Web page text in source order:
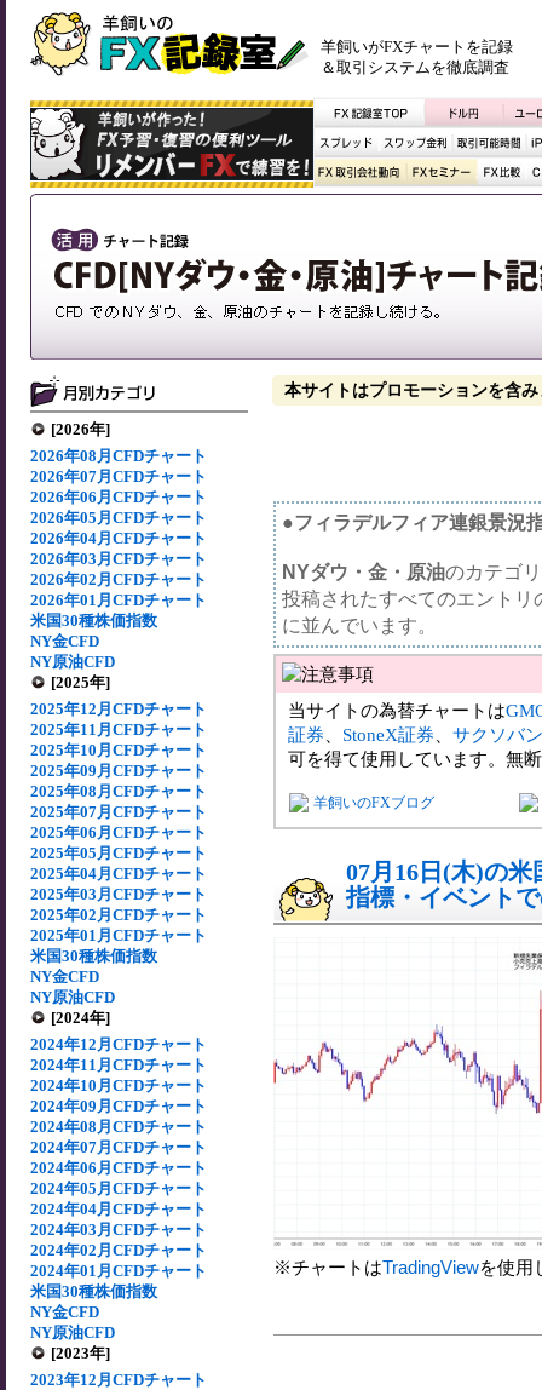
羊飼いがFXチャートを記録
＆取引システムを徹底調査
[2026年]
2026年08月CFDチャート
2026年07月CFDチャート
2026年06月CFDチャート
2026年05月CFDチャート
2026年04月CFDチャート
2026年03月CFDチャート
2026年02月CFDチャート
2026年01月CFDチャート
米国30種株価指数
NY金CFD
NY原油CFD
[2025年]
2025年12月CFDチャート
2025年11月CFDチャート
2025年10月CFDチャート
2025年09月CFDチャート
2025年08月CFDチャート
2025年07月CFDチャート
2025年06月CFDチャート
2025年05月CFDチャート
2025年04月CFDチャート
2025年03月CFDチャート
2025年02月CFDチャート
2025年01月CFDチャート
米国30種株価指数
NY金CFD
NY原油CFD
[2024年]
2024年12月CFDチャート
2024年11月CFDチャート
2024年10月CFDチャート
2024年09月CFDチャート
2024年08月CFDチャート
2024年07月CFDチャート
2024年06月CFDチャート
2024年05月CFDチャート
2024年04月CFDチャート
2024年03月CFDチャート
2024年02月CFDチャート
2024年01月CFDチャート
米国30種株価指数
NY金CFD
NY原油CFD
[2023年]
2023年12月CFDチャート
本サイトはプロモーションを含み
●フィラデルフィア連銀景況
NYダウ・金・原油のカテゴリ
投稿されたすべてのエント
に並んでいます。
当サイトの為替チャートは
証券
StoneX証券
サクソバ
可を得て使用しています。無
羊飼いのFXブログ
07月16日(木)の
指標・イベント
※チャートはTradingViewを使用